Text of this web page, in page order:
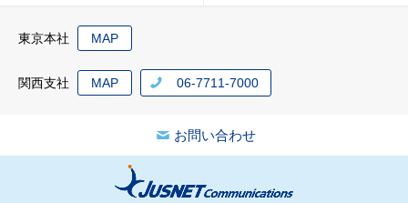
東京本社 MAP
関西支社 MAP 06-7711-7000
お問い合わせ